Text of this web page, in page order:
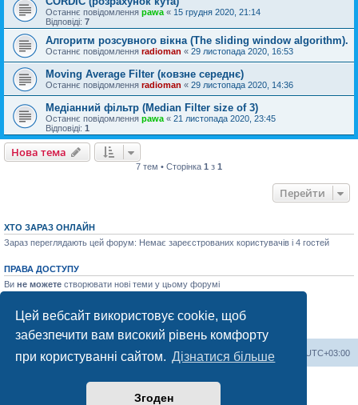
Цей вебсайт використовує cookie, щоб
забезпечити вам високий рівень комфорту
при користуванні сайтом. Дізнатися більше
Згоден
Останнє повідомлення pawa « 15 грудня 2020, 21:14
Відповіді: 7
Алгоритм розсувного вікна (The sliding window algorithm).
Останнє повідомлення radioman « 29 листопада 2020, 16:53
Moving Average Filter (ковзне середнє)
Останнє повідомлення radioman « 29 листопада 2020, 14:36
Медіанний фільтр (Median Filter size of 3)
Останнє повідомлення pawa « 21 листопада 2020, 23:45
Відповіді: 1
Нова тема
7 тем • Сторінка 1 з 1
Перейти
ХТО ЗАРАЗ ОНЛАЙН
Зараз переглядають цей форум: Немає зареєстрованих користувачів і 4 гостей
ПРАВА ДОСТУПУ
Ви не можете створювати нові теми у цьому форумі
не можетевидаляти ваші повідомлення у цьому форумі
не можете додавати файли у цьому форумі
Список форумів Часовий пояс UTC+03:00
Працює наphpBB® Forum Software © phpBB Limited